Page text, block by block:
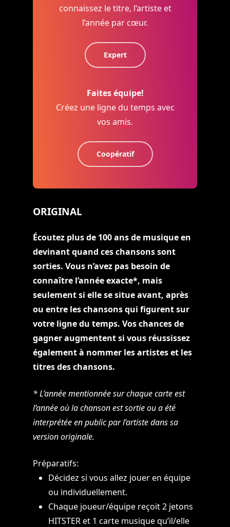
connaissez le titre, l’artiste et
l’année par cœur.
Expert
Faites équipe!
Créez une ligne du temps avec
vos amis.
Coopératif
ORIGINAL
Écoutez plus de 100 ans de musique en
devinant quand ces chansons sont
sorties. Vous n’avez pas besoin de
connaître l’année exacte*, mais
seulement si elle se situe avant, après
ou entre les chansons qui figurent sur
votre ligne du temps. Vos chances de
gagner augmentent si vous réussissez
également à nommer les artistes et les
titres des chansons.
* L’année mentionnée sur chaque carte est
l’année où la chanson est sortie ou a été
interprétée en public par l’artiste dans sa
version originale.
Préparatifs:
Décidez si vous allez jouer en équipe
ou individuellement.
Chaque joueur/équipe reçoit 2 jetons
HITSTER et 1 carte musique qu’il/elle